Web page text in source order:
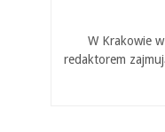
W Krakowie
redaktorem